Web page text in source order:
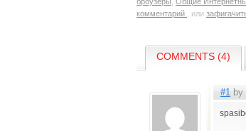
комментарий
, или
COMMENTS (4)
#1 by